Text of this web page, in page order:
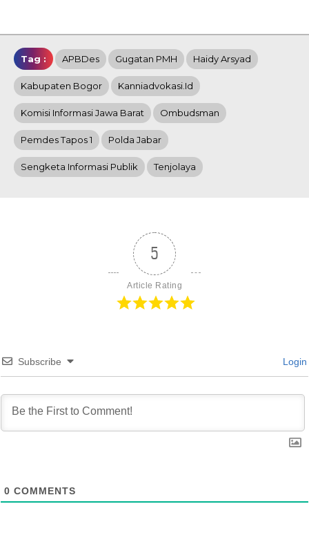
Tag : APBDes Gugatan PMH Haidy Arsyad
Kabupaten Bogor Kanniadvokasi.id
Komisi Informasi Jawa Barat Ombudsman
Pemdes Tapos 1 Polda Jabar
Sengketa Informasi Publik Tenjolaya
5
Article Rating
Subscribe Login
0 COMMENTS